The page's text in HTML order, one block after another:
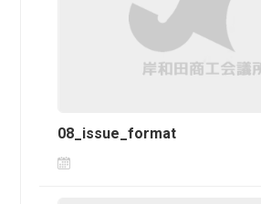
08_issue_format